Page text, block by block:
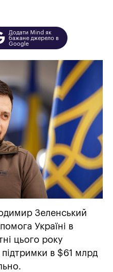
Додати Mind як
бажане джерело в
Google
Зеленський
Україні в
цього року
в $61 млрд